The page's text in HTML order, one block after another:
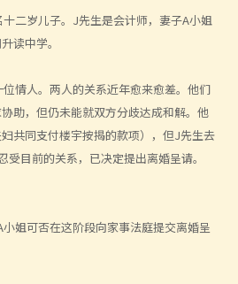
二岁儿子。J先生是会计师，妻子A小姐
读中学。
情人。两人的关系近年愈来愈差。他们
助，但仍未能就双方分歧达成和解。他
共同支付楼宇按揭的款项），但J先生去
受目前的关系，已决定提出离婚呈请。
姐可否在这阶段向家事法庭提交离婚呈
居协议有甚么好处？
分居协议的条款，应该怎样处理？